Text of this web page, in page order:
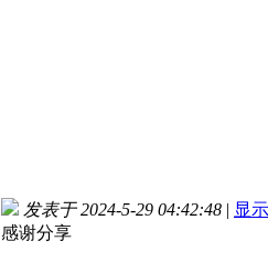
发表于 2024-5-29 04:42:48 | 显
感谢分享